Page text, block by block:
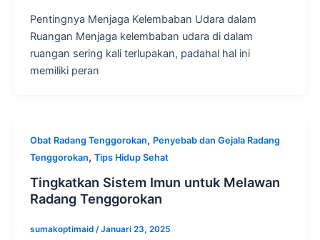
Pentingnya Menjaga Kelembaban Udara dalam
Ruangan Menjaga kelembaban udara di dalam
ruangan sering kali terlupakan, padahal hal ini
memiliki peran
Obat Radang Tenggorokan, Penyebab dan Gejala Radang
Tenggorokan, Tips Hidup Sehat
Tingkatkan Sistem Imun untuk Melawan
Radang Tenggorokan
sumakoptimaid /Januari 23, 2025